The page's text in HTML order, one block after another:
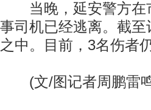
当晚，延安警方在
事司机已经逃离。截
之中。目前，3名伤者
(文/图记者周鹏雷